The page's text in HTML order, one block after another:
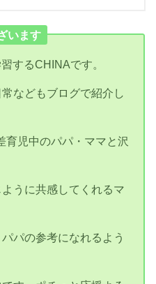
います
するCHINAです。
などもブログで紹介し
育児中のパパ・ママと沢
うに共感してくれるマ
パの参考になれるよう